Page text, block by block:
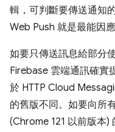
輯，可判斷要傳送通知
Web Push 就是最能因
如要只傳送訊息給部分
Firebase 雲端通訊確實
於 HTTP Cloud
的舊版不同。如要向所
(Chrome 121 以前版本)